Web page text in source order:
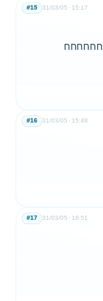
31/03/05 15:17
#15
31/03/05 15:48
#16
31/03/05 18:51
#17